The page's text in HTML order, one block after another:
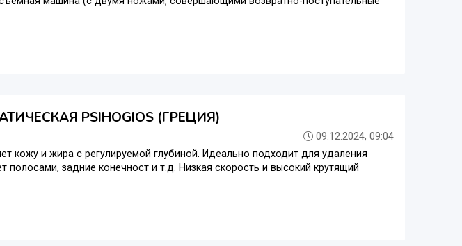
PSIHOGIOS (ГРЕЦИЯ)
09.12.2024, 09:04
кожу и жира с регулируемой глубиной. Идеально подходит для удаления
полосами, задние конечност и т.д. Низкая скорость и высокий крутящий